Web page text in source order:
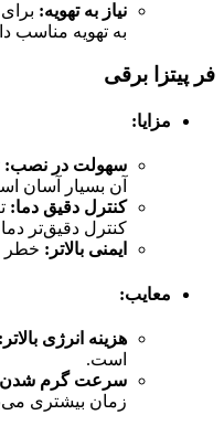
نیاز به تهویه:
به تهویه مناسب
فر پیتزا برقی
مزایا:
سهولت در نصب:
آن بسیار آسان
کنترل دقیق دما:
کنترل دقیق‌تر
ایمنی بالاتر : خطر
معایب:
هزینه انرژی بالاتر :
است.
سرعت گرم شدن
زمان بیشتری